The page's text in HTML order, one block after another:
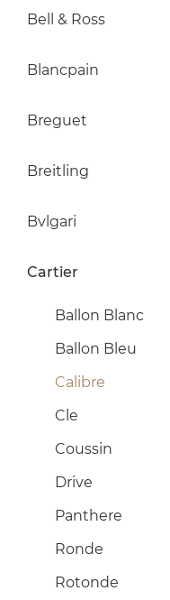
Bell & Ross
Blancpain
Breguet
Breitling
Bvlgari
Cartier
Ballon Blanc
Ballon Bleu
Calibre
Cle
Coussin
Drive
Panthere
Ronde
Rotonde